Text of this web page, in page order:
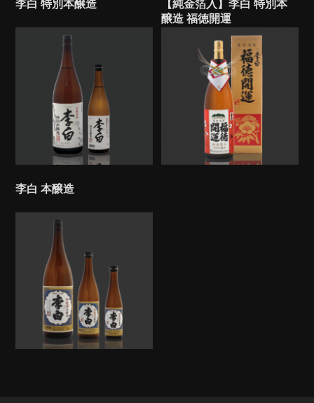
李白 特別本醸造
【純金箔入】李白 特別本
醸造 福徳開運
李白 本醸造